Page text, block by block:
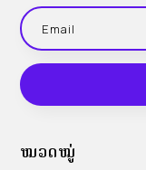
ໝວດໝູ່